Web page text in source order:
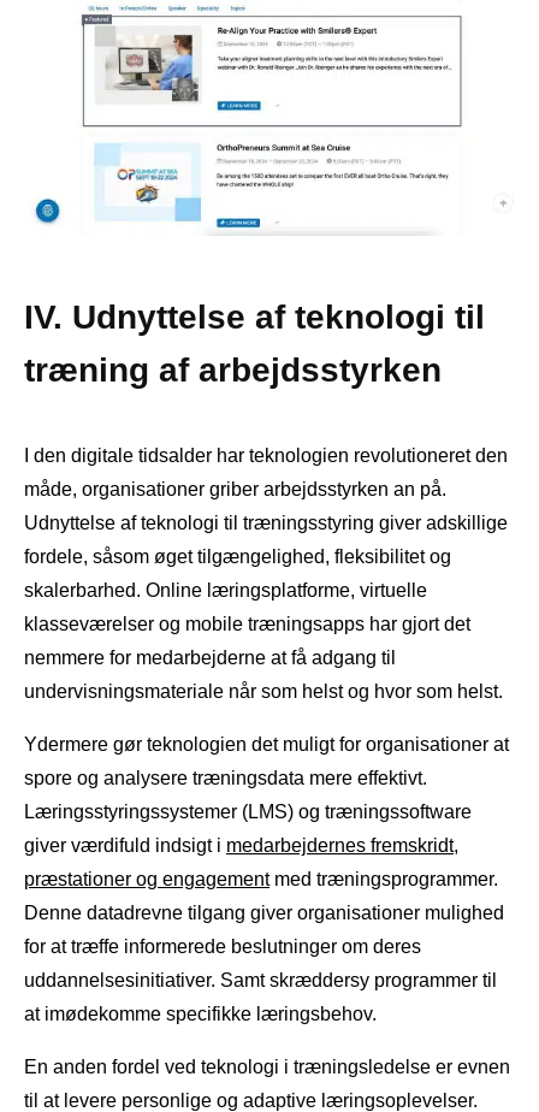
IV. Udnyttelse af teknologi til
træning af arbejdsstyrken
I den digitale tidsalder har teknologien revolutioneret den
måde, organisationer griber arbejdsstyrken an på.
Udnyttelse af teknologi til træningsstyring giver adskillige
fordele, såsom øget tilgængelighed, fleksibilitet og
skalerbarhed. Online læringsplatforme, virtuelle
klasseværelser og mobile træningsapps har gjort det
nemmere for medarbejderne at få adgang til
undervisningsmateriale når som helst og hvor som helst.
Ydermere gør teknologien det muligt for organisationer at
spore og analysere træningsdata mere effektivt.
Læringsstyringssystemer (LMS) og træningssoftware
giver værdifuld indsigt i medarbejdernes fremskridt,
præstationer og engagementmed træningsprogrammer.
Denne datadrevne tilgang giver organisationer mulighed
for at træffe informerede beslutninger om deres
uddannelsesinitiativer. Samt skræddersy programmer til
at imødekomme specifikke læringsbehov.
En anden fordel ved teknologi i træningsledelse er evnen
til at levere personlige og adaptive læringsoplevelser.